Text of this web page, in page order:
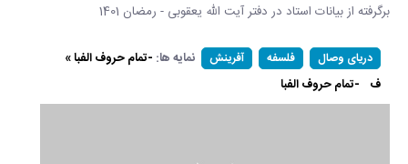
برگرفته از بیانات استاد در دفتر آیت الله یعقوبی - رمضان 1401
دریای وصال فلسفه آفرینش نمایه ها: -تمام حروف الفبا »
ف -تمام حروف الفبا